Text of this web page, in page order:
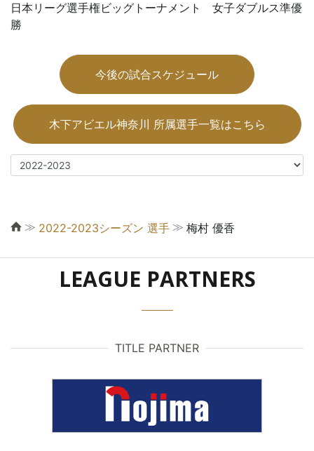
日本リーグ選手権ビッグトーナメント 女子ダブルス準優
勝
今後の試合スケジュール
木下アビエル神奈川 所属選手一覧はこちら
≫ 2022-2023シーズン 選手 ≫ 梅村 優香
LEAGUE PARTNERS
TITLE PARTNER